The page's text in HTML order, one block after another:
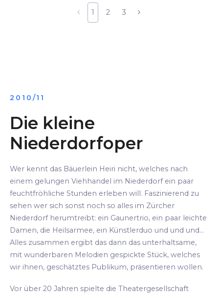
1 2 3
2010/11
Die kleine
Niederdorfoper
Wer kennt das Bäuerlein Heiri nicht, welches nach
einem gelungen Viehhandel im Niederdorf ein paar
feuchtfröhliche Stunden erleben will. Faszinierend zu
sehen wer sich sonst noch so alles im Zürcher
Niederdorf herumtreibt: ein Gaunertrio, ein paar leichte
Damen, die Heilsarmee, ein Künstlerduo und und und...
Alles zusammen ergibt das dann das unterhaltsame,
mit wunderbaren Melodien gespickte Stück, welches
wir ihnen, geschätztes Publikum, präsentieren wollen.
Vor über 20 Jahren spielte die Theatergesellschaft